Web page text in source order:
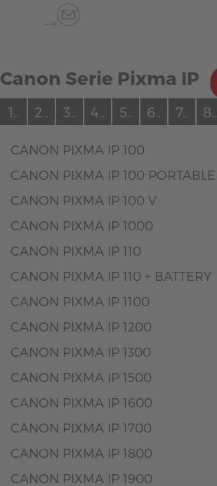
-->
Canon Serie Pixma IP
1.. 2.. 3.. 4.. 5.. 6.. 7.. 8..
CANON PIXMA IP 100
CANON PIXMA IP 100 PORTABLE
CANON PIXMA IP 100 V
CANON PIXMA IP 1000
CANON PIXMA IP 110
CANON PIXMA IP 110 + BATTERY
CANON PIXMA IP 1100
CANON PIXMA IP 1200
CANON PIXMA IP 1300
CANON PIXMA IP 1500
CANON PIXMA IP 1600
CANON PIXMA IP 1700
CANON PIXMA IP 1800
CANON PIXMA IP 1900